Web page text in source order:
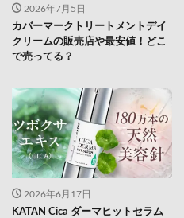
2026年7月5日
カバーマークトリートメントデイ
クリームの販売店や最安値！どこ
で売ってる？
2026年6月17日
KATAN Cica ダーマヒットセラム